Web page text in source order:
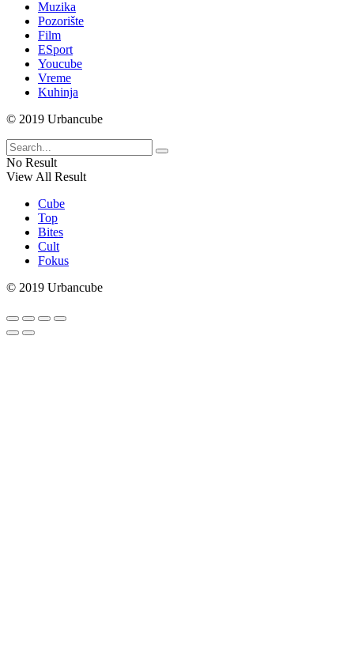
Muzika
Pozorište
Film
ESport
Youcube
Vreme
Kuhinja
© 2019 Urbancube
No Result
View All Result
Cube
Top
Bites
Cult
Fokus
© 2019 Urbancube